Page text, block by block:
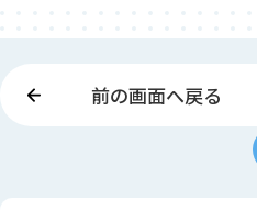
前の画面へ戻る